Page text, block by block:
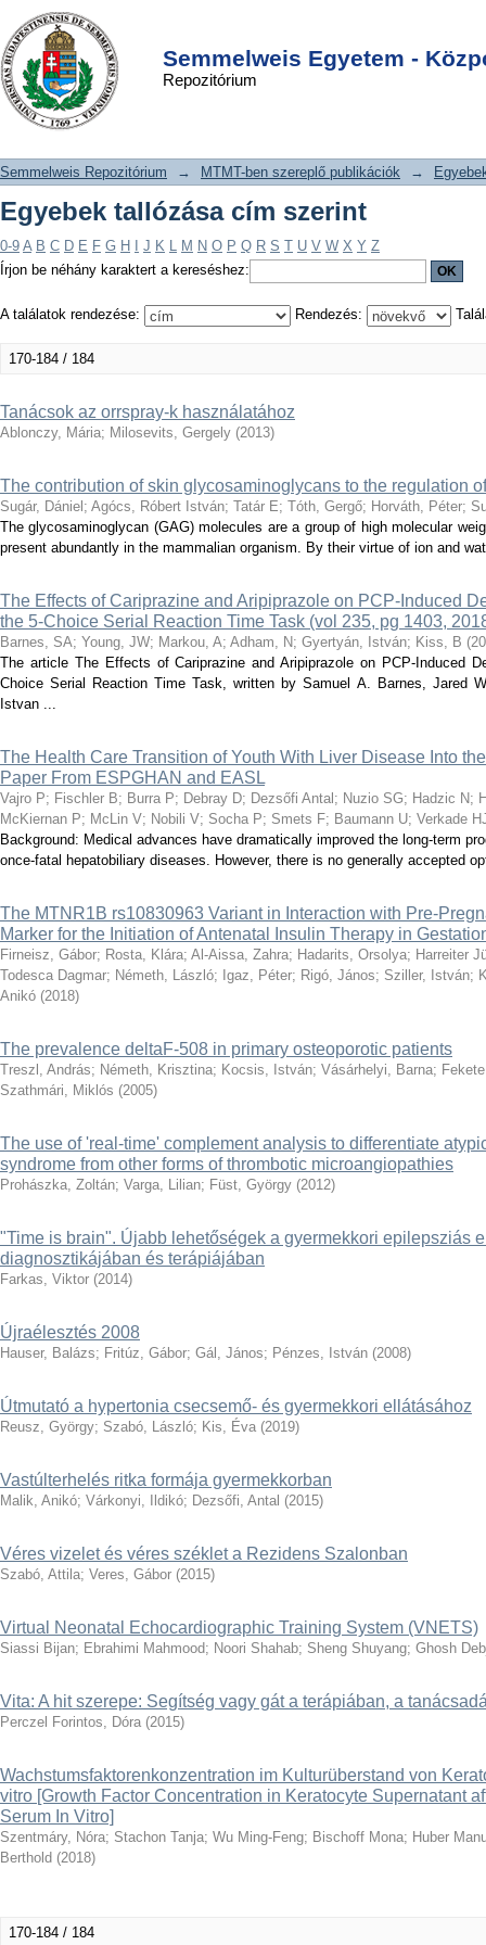
Semmelweis Egyetem -
Repozitórium
Egyebek tallózása cím szerint
DSpace/Manakin Repository
Semmelweis Repozitórium → MTMT-ben szereplő publikációk →
Egyebek tallózása cím szerint
0-9 A B C D E F G H J K L M N O P Q R S T U V W X Y Z
Írjon be néhány karaktert a kereséshez:
A találatok rendezése: Rendezés:
170-184 / 184
Tanácsok az orrspray-k használatához
Ablonczy, Mária; Milosevits, Gergely (2013)
The contribution of skin glycosaminoglycans to the regulation
Sugár, Dániel ; Agócs, Róbert István; Tatár E; Tóth, Gergő; Horváth, Péter;
The glycosaminoglycan (GAG) molecules are a group of high molecular
present abundantly in the mammalian organism. By their virtue of ion and
The Effects of Cariprazine and Aripiprazole on PCP-Induced
the 5-Choice Serial Reaction Time Task (vol 235, pg 1403,
Barnes, SA; Young, JW; Markou, A; Adham, N; Gyertyán, István; Kiss, B (
The article The Effects of Cariprazine and Aripiprazole on PCP-Induced
Choice Serial Reaction Time Task, written by Samuel A. Barnes, Jared
Istvan ...
The Health Care Transition of Youth With Liver Disease Into
Paper From ESPGHAN and EASL
Vajro P; Fischler B; Burra P; Debray D; Dezsőfi Antal ; Nuzio SG; Hadzic N;
McKiernan P; McLin V; Nobili V; Socha P; Smets F; Baumann U; Verkade
Background: Medical advances have dramatically improved the long-term
once-fatal hepatobiliary diseases. However, there is no generally accepted
The MTNR1B rs10830963 Variant in Interaction with Pre-
Marker for the Initiation of Antenatal Insulin Therapy in
Firneisz, Gábor; Rosta, Klára; Al-Aissa, Zahra; Hadarits, Orsolya; Harreiter
Todesca Dagmar; Németh, László; Igaz, Péter; Rigó, János; Sziller, István;
Anikó (2018)
The prevalence deltaF-508 in primary osteoporotic patients
Treszl, András; Németh, Krisztina; Kocsis, István; Vásárhelyi, Barna;
Szathmári, Miklós (2005)
The use of 'real-time' complement analysis to differentiate
syndrome from other forms of thrombotic microangiopathies
Prohászka, Zoltán; Varga, Lilian; Füst, György (2012)
"Time is brain". Újabb lehetőségek a gyermekkori epilepsziás
diagnosztikájában és terápiájában
Farkas, Viktor (2014)
Újraélesztés 2008
Hauser, Balázs; Fritúz, Gábor; Gál, János; Pénzes, István (2008)
Útmutató a hypertonia csecsemő- és gyermekkori ellátásához
Reusz, György; Szabó, László; Kis, Éva (2019)
Vastúlterhelés ritka formája gyermekkorban
Malik, Anikó; Várkonyi, Ildikó; Dezsőfi, Antal (2015)
Véres vizelet és véres széklet a Rezidens Szalonban
Szabó, Attila; Veres, Gábor (2015)
Virtual Neonatal Echocardiographic Training System (VNETS)
Siassi Bijan; Ebrahimi Mahmood; Noori Shahab; Sheng Shuyang; Ghosh
Vita: A hit szerepe: Segítség vagy gát a terápiában, a
Perczel Forintos, Dóra (2015)
Wachstumsfaktorenkonzentration im Kulturüberstand von
vitro [Growth Factor Concentration in Keratocyte Supernatant
Serum In Vitro]
Szentmáry, Nóra; Stachon Tanja; Wu Ming-Feng; Bischoff Mona; Huber
Berthold (2018)
170-184 / 184